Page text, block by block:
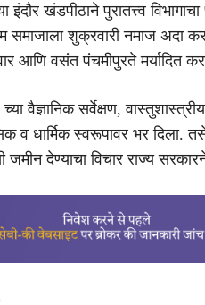
इंदौर खंडपीठाने पुरातत्त्व
समाजाला शुक्रवारी नमाज अदा
आणि वसंत पंचमीपुरते मर्यादित
वैज्ञानिक सर्वेक्षण,
व धार्मिक स्वरूपावर भर दिला.
जमीन देण्याचा विचार राज्य